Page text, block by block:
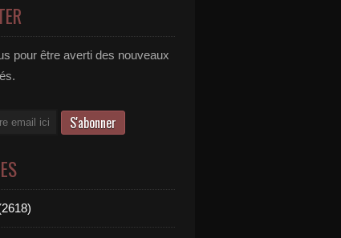
pour être averti des nouveaux